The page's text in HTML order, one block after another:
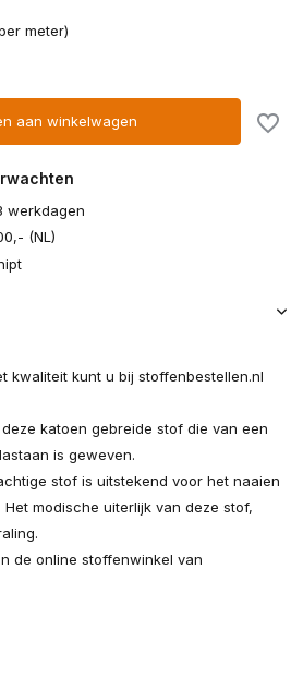
meter)
aan winkelwagen
werkdagen
(NL)
kwaliteit kunt u bij stoffenbestellen.nl
katoen gebreide stof die van een
is geweven.
stof is uitstekend voor het naaien
modische uiterlijk van deze stof,
de online stoffenwinkel van